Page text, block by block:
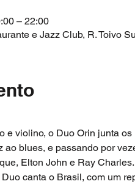
– 22:00
e Jazz Club, R. Toivo
e violino, o Duo Orin junta
ao blues, e passando por
Elton John e Ray Charles.
canta o Brasil, com um